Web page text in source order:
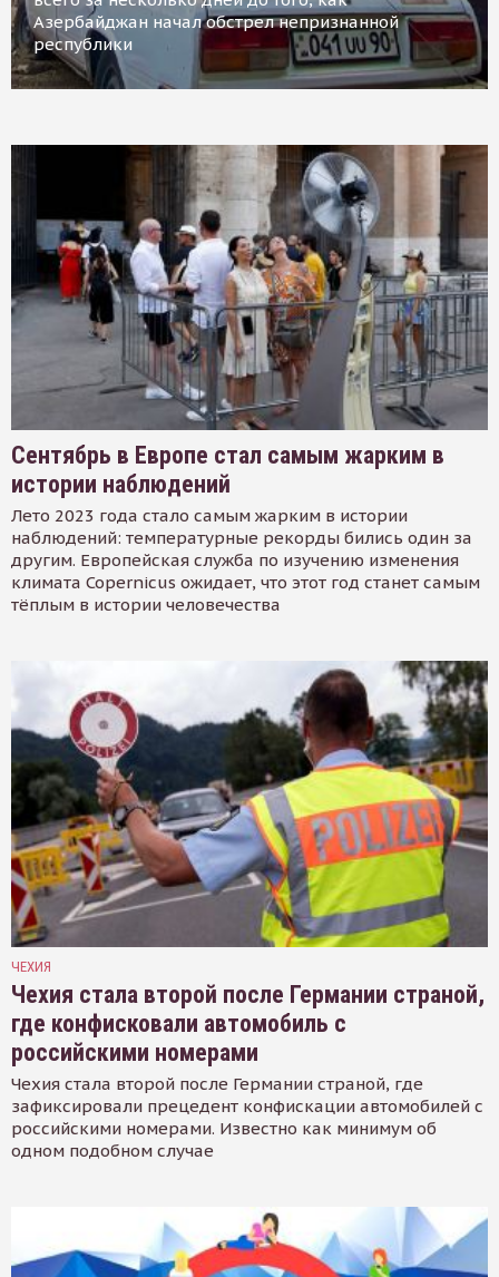
Азербайджан начал обстрел непризнанной
республики
Сентябрь в Европе стал самым жарким в
истории наблюдений
Лето 2023 года стало самым жарким в истории
наблюдений: температурные рекорды бились один за
другим. Европейская служба по изучению изменения
климата Copernicus ожидает, что этот год станет самым
тёплым в истории человечества
ЧЕХИЯ
Чехия стала второй после Германии страной,
где конфисковали автомобиль с
российскими номерами
Чехия стала второй после Германии страной, где
зафиксировали прецедент конфискации автомобилей с
российскими номерами. Известно как минимум об
одном подобном случае